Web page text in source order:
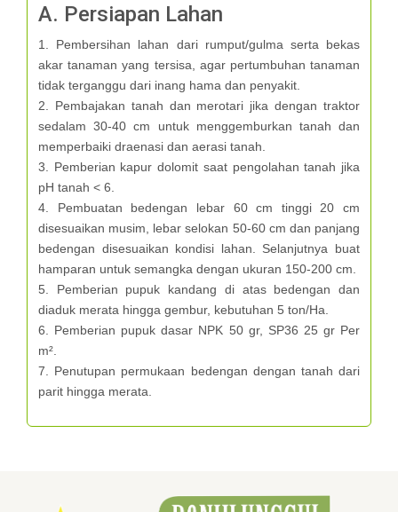
A. Persiapan Lahan
1. Pembersihan lahan dari rumput/gulma serta bekas
akar tanaman yang tersisa, agar pertumbuhan tanaman
tidak terganggu dari inang hama dan penyakit.
2. Pembajakan tanah dan merotari jika dengan traktor
sedalam 30-40 cm untuk menggemburkan tanah dan
memperbaiki draenasi dan aerasi tanah.
3. Pemberian kapur dolomit saat pengolahan tanah jika
pH tanah < 6.
4. Pembuatan bedengan lebar 60 cm tinggi 20 cm
disesuaikan musim, lebar selokan 50-60 cm dan panjang
bedengan disesuaikan kondisi lahan. Selanjutnya buat
hamparan untuk semangka dengan ukuran 150-200 cm.
5. Pemberian pupuk kandang di atas bedengan dan
diaduk merata hingga gembur, kebutuhan 5 ton/Ha.
6. Pemberian pupuk dasar NPK 50 gr, SP36 25 gr Per
m².
7. Penutupan permukaan bedengan dengan tanah dari
parit hingga merata.